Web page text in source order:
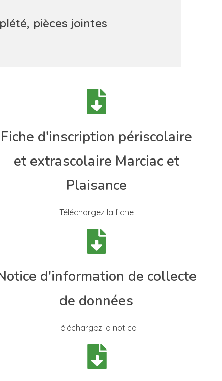
pièces jointes
Fiche d'inscription périscolaire
et extrascolaire Marciac et
Plaisance
Téléchargez la fiche
d'information de collecte
de données
Téléchargez la notice